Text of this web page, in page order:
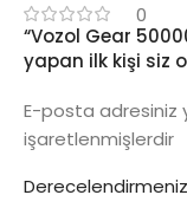
0
“Vozol Gear
yapan ilk kişi siz
E-posta adresiniz
işaretlenmişlerdir
Derecelendirmeniz